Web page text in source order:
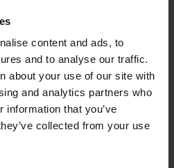
content and ads, to
and to analyse our traffic.
about your use of our site with
and analytics partners who
information that you’ve
collected from your use
truck för maximal
Våra explosionsskyddade
Oavsett om det gäller
däck, antistatiska
i rostfritt stål. Varje
att eliminera risken för
våra explosionsskyddade